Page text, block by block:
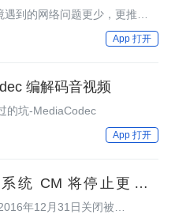
到的网络问题更少，更推荐新
App 打开
编解码音视频
的坑-MediaCodec
App 打开
统 CM 将停止更新、
年12月31日关闭被